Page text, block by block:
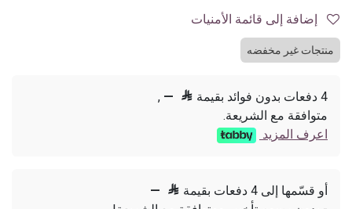
منتجات غير مخفضه
4 دفعات بدون فوائد بقيمة 
—
,
متوافقة مع الشريعة.
اعرف المزيد
أو قسّمها إلى 4 دفعات بقيمة 
—